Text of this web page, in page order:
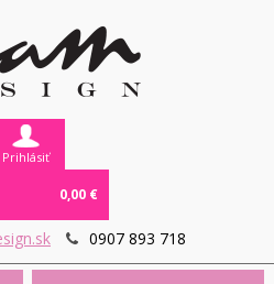
Prihlásiť
0,00 €
0907 893 718